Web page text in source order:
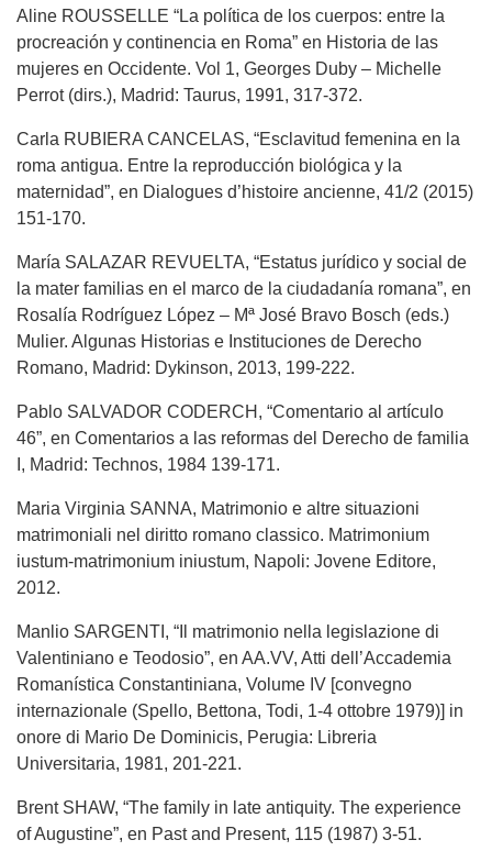
Aline ROUSSELLE “La política de los cuerpos: entre la
procreación y continencia en Roma” en Historia de las
mujeres en Occidente. Vol 1, Georges Duby – Michelle
Perrot (dirs.), Madrid: Taurus, 1991, 317-372.
Carla RUBIERA CANCELAS, “Esclavitud femenina en la
roma antigua. Entre la reproducción biológica y la
maternidad”, en Dialogues d’histoire ancienne, 41/2 (2015)
151-170.
María SALAZAR REVUELTA, “Estatus jurídico y social de
la mater familias en el marco de la ciudadanía romana”, en
Rosalía Rodríguez López – Mª José Bravo Bosch (eds.)
Mulier. Algunas Historias e Instituciones de Derecho
Romano, Madrid: Dykinson, 2013, 199-222.
Pablo SALVADOR CODERCH, “Comentario al artículo
46”, en Comentarios a las reformas del Derecho de familia
I, Madrid: Technos, 1984 139-171.
Maria Virginia SANNA, Matrimonio e altre situazioni
matrimoniali nel diritto romano classico. Matrimonium
iustum-matrimonium iniustum, Napoli: Jovene Editore,
2012.
Manlio SARGENTI, “Il matrimonio nella legislazione di
Valentiniano e Teodosio”, en AA.VV, Atti dell’Accademia
Romanística Constantiniana, Volume IV [convegno
internazionale (Spello, Bettona, Todi, 1-4 ottobre 1979)] in
onore di Mario De Dominicis, Perugia: Libreria
Universitaria, 1981, 201-221.
Brent SHAW, “The family in late antiquity. The experience
of Augustine”, en Past and Present, 115 (1987) 3-51.